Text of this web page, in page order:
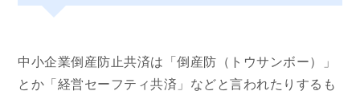
中小企業倒産防止共済は「倒産防（トウサンボー）」
とか「経営セーフティ共済」などと言われたりするも